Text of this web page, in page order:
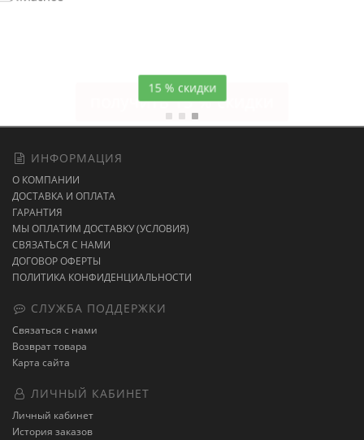
15 % скидки
ИНФОРМАЦИЯ
О КОМПАНИИ
ДОСТАВКА И ОПЛАТА
ГАРАНТИЯ
МЫ ОПЛАТИМ ДОСТАВКУ (УСЛОВИЯ)
СВЯЗАТЬСЯ С НАМИ
ДОГОВОР ОФЕРТЫ
ПОЛИТИКА КОНФИДЕНЦИАЛЬНОСТИ
СЛУЖБА ПОДДЕРЖКИ
Связаться с нами
Возврат товара
Карта сайта
ЛИЧНЫЙ КАБИНЕТ
Личный кабинет
История заказов